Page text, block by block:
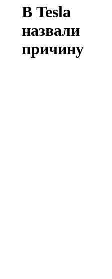
В Tesla
назвали
причину